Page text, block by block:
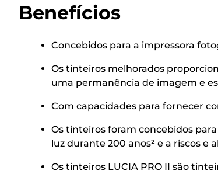
Benefícios
Concebidos para a impressora
Os tinteiros melhorados
uma permanência de imagem e
Com capacidades para fornecer
Os tinteiros foram concebidos
luz durante 200 anos² e a riscos e
Os tinteiros LUCIA PRO II são